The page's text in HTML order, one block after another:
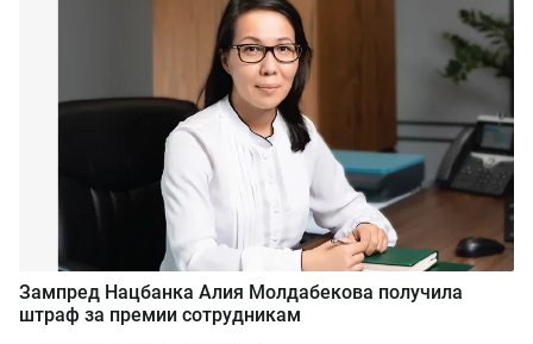
Зампред Нацбанка Алия Молдабекова получила
штраф за премии сотрудникам